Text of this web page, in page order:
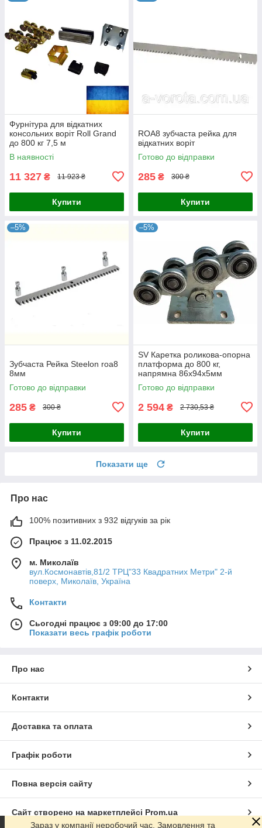
Фурнітура для відкатних
консольних воріт Roll Grand
до 800 кг 7,5 м
В наявності
11 327 ₴ 11 923 ₴
Купити
ROA8 зубчаста рейка для
відкатних воріт
Готово до відправки
285 ₴ 300 ₴
Купити
–5%
Зубчаста Рейка Steelon roa8
8мм
Готово до відправки
285 ₴ 300 ₴
Купити
–5%
SV Каретка роликова-опорна
платформа до 800 кг,
напрямна 86х94х5мм
Готово до відправки
2 594 ₴ 2 730,53 ₴
Купити
Показати ще
Про нас
100% позитивних з 932 відгуків за рік
Працює з 11.02.2015
м. Миколаїв
вул.Космонавтів,81/2 ТРЦ"33 Квадратних Метри" 2-й
поверх, Миколаїв, Україна
Контакти
Сьогодні працює з 09:00 до 17:00
Показати весь графік роботи
Про нас
Контакти
Доставка та оплата
Графік роботи
Повна версія сайту
Сайт створено на маркетплейсі Prom.ua
Зараз у компанії неробочий час. Замовлення та